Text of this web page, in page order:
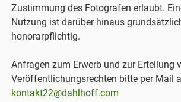
Zustimmung des Fotografen erlaubt.
Nutzung ist darüber hinaus
honorarpflichtig.
Anfragen zum Erwerb und zur Erteilung
Veröffentlichungsrechten bitte per Mail
kontakt22@dahlhoff.com